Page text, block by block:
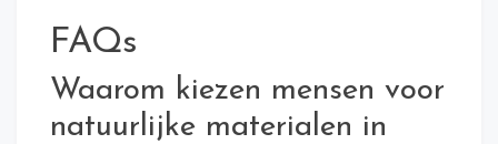
FAQs
Waarom kiezen mensen voor
natuurlijke materialen in